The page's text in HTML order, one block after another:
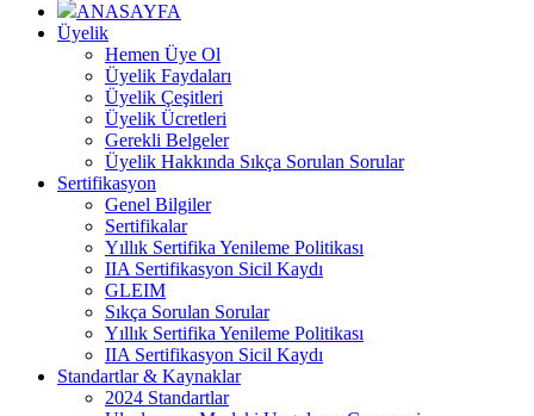
ANASAYFA
Üyelik
Hemen Üye Ol
Üyelik Faydaları
Üyelik Çeşitleri
Üyelik Ücretleri
Gerekli Belgeler
Üyelik Hakkında Sıkça Sorulan Sorular
Sertifikasyon
Genel Bilgiler
Sertifikalar
Yıllık Sertifika Yenileme Politikası
IIA Sertifikasyon Sicil Kaydı
GLEIM
Sıkça Sorulan Sorular
Yıllık Sertifika Yenileme Politikası
IIA Sertifikasyon Sicil Kaydı
Standartlar & Kaynaklar
2024 Standartlar